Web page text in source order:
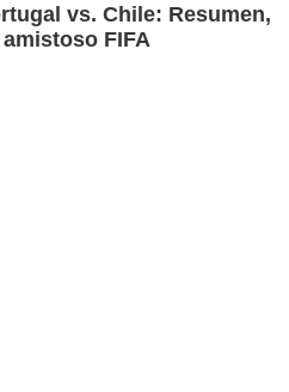
vs. Chile: Resumen,
FIFA